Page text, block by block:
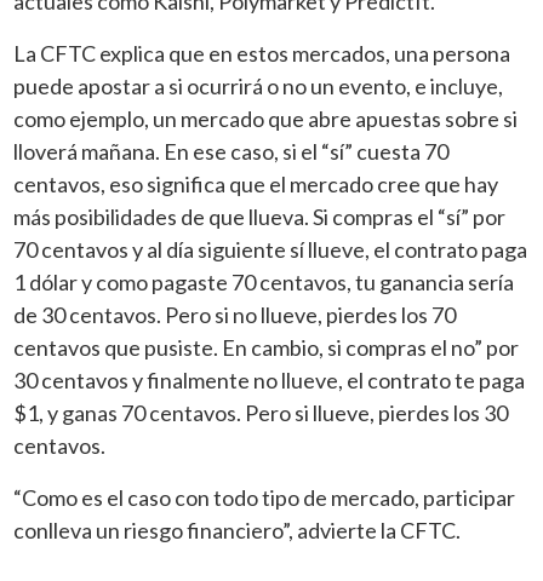
La CFTC explica que en estos mercados, una persona
puede apostar a si ocurrirá o no un evento, e incluye,
como ejemplo, un mercado que abre apuestas sobre si
lloverá mañana. En ese caso, si el “sí” cuesta 70
centavos, eso significa que el mercado cree que hay
más posibilidades de que llueva. Si compras el “sí” por
70 centavos y al día siguiente sí llueve, el contrato paga
1 dólar y como pagaste 70 centavos, tu ganancia sería
de 30 centavos. Pero si no llueve, pierdes los 70
centavos que pusiste. En cambio, si compras el no” por
30 centavos y finalmente no llueve, el contrato te paga
$1, y ganas 70 centavos. Pero si llueve, pierdes los 30
centavos.
“Como es el caso con todo tipo de mercado, participar
conlleva un riesgo financiero”, advierte la CFTC.